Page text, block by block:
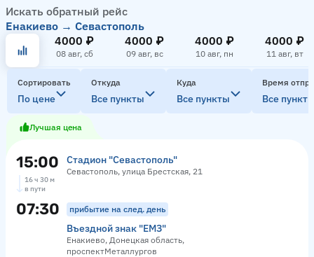
Искать обратный рейс
Енакиево → Севастополь
4000 ₽
08 авг, сб
4000 ₽
09 авг, вс
4000 ₽
10 авг, пн
4000 ₽
11 авг, вт
Сортировать
По цене
Откуда
Все пункты
Куда
Все пункты
Время
Все
Лучшая цена
15:00 Стадион "Севастополь"
Севастополь, улица Брестская, 21
16 ч 30 м
в пути
07:30 прибытие на след. день
Въездной знак "ЕМЗ"
Енакиево, Донецкая область,
проспектМеталлургов